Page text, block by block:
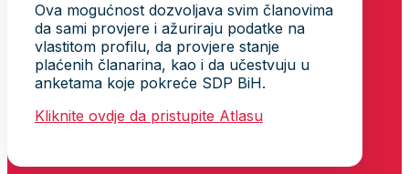
Ova mogućnost dozvoljava svim članovima
da sami provjere i ažuriraju podatke na
vlastitom profilu, da provjere stanje
plaćenih članarina, kao i da učestvuju u
anketama koje pokreće SDP BiH.
Kliknite ovdje da pristupite Atlasu